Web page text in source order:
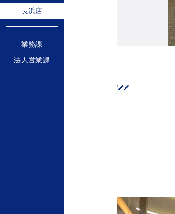
長浜店
業務課
法人営業課